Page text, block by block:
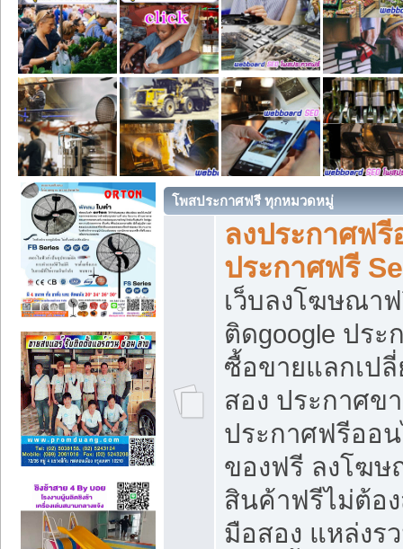
โพสประกาศฟรี ทุกหมวดหมู่
ลงประกาศฟ
ประกาศฟรี
เว็บลงโฆษณา
ติดgoogle ปร
ซื้อขายแลกเป
สอง ประกาศข
ประกาศฟรีออ
ของฟรี ลงโฆ
สินค้าฟรีไม่ต้อ
มือสอง แหล่งร